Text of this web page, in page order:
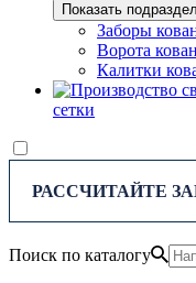
Показать
Заборы
Ворота
Калитки
сетки
РАССЧИТАЙТЕ
Поиск по каталогу